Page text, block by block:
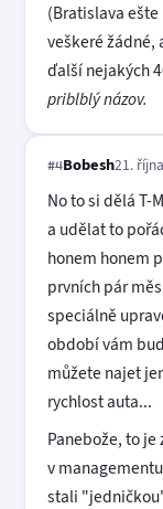
(Bratislava
veškeré žádné,
ďalší nejakých
priblblý názov.
#4Bobesh21.
No to si dělá T-
a udělat to
honem honem
prvních pár
speciálně
období vám
můžete najet
rychlost auta...
Panebože, to je
v
stali